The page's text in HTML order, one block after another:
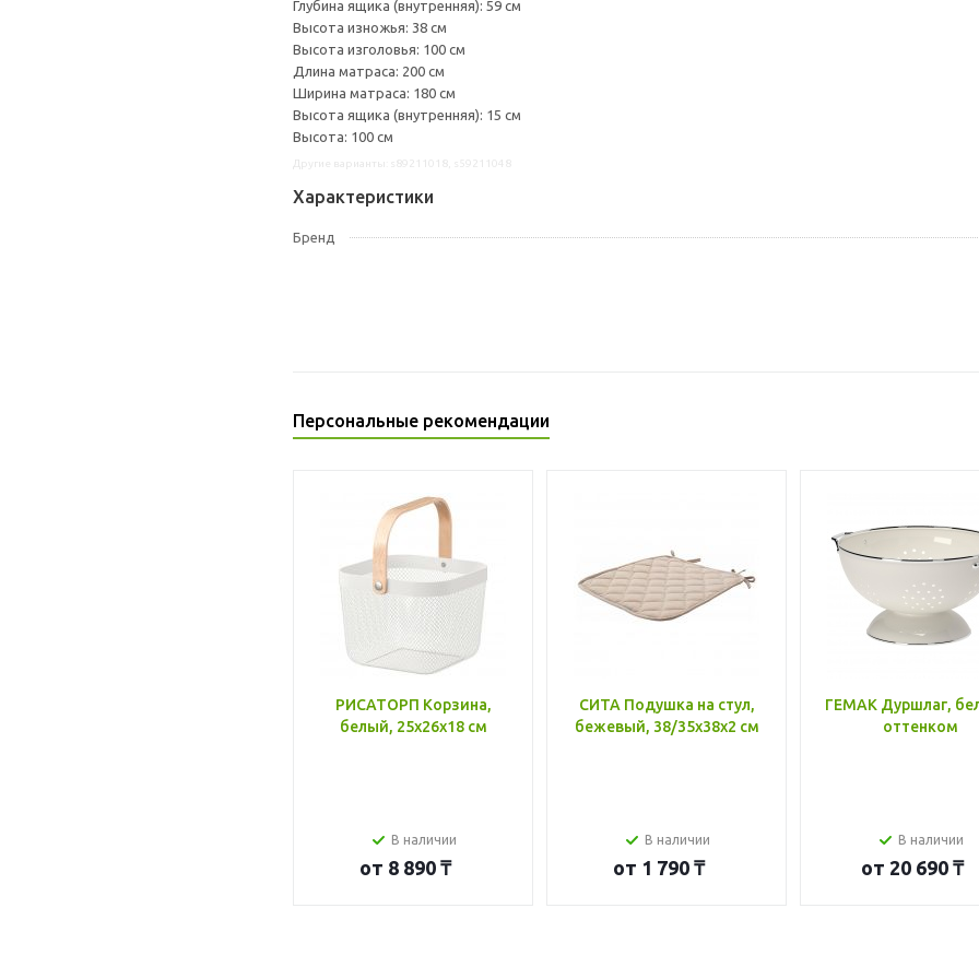
Глубина ящика (внутренняя): 59 см
Высота изножья: 38 см
Высота изголовья: 100 см
Длина матраса: 200 см
Ширина матраса: 180 см
Высота ящика (внутренняя): 15 см
Высота: 100 см
Характеристики
Бренд
Персональные рекомендации
РИСАТОРП Корзина,
белый, 25x26x18 см
В наличии
от 8 890 ₸
СИТА Подушка на стул,
бежевый, 38/35x38x2 см
В наличии
от 1 790 ₸
ГЕМАК Дуршлаг,
оттенком
В наличии
от 20 690 ₸